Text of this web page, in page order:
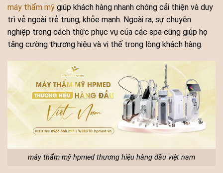
máy thẩm mỹ giúp khách hàng nhanh chóng cải thiện và duy
trì vẻ ngoài trẻ trung, khỏe mạnh. Ngoài ra, sự chuyên
nghiệp trong cách thức phục vụ của các spa cũng giúp họ
tăng cường thương hiệu và vị thế trong lòng khách hàng.
máy thẩm mỹ hpmed thương hiệu hàng đầu việt nam